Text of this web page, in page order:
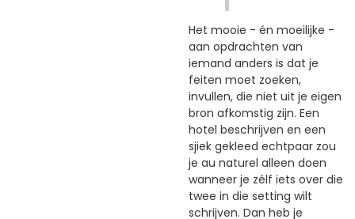
Het mooie - én moeilijke -
aan opdrachten van
iemand anders is dat je
feiten moet zoeken,
invullen, die niet uit je eigen
bron afkomstig zijn. Een
hotel beschrijven en een
sjiek gekleed echtpaar zou
je au naturel alleen doen
wanneer je zélf iets over die
twee in die setting wilt
schrijven. Dan heb je